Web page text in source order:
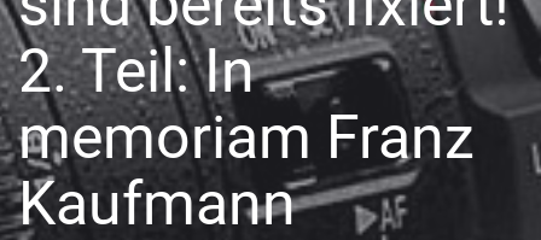
2. Teil: In
memoriam Franz
Kaufmann